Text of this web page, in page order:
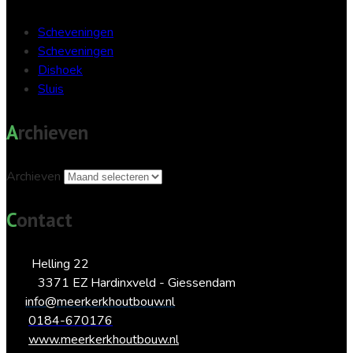
Scheveningen
Scheveningen
Dishoek
Sluis
Archieven
Archieven
Contact
Helling 22
3371 EZ Hardinxveld - Giessendam
info@meerkerkhoutbouw.nl
0184-670176
www.meerkerkhoutbouw.nl